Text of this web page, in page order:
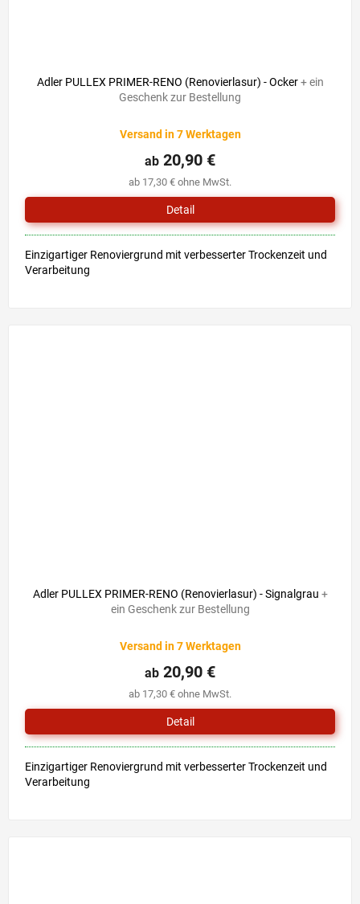
Adler PULLEX PRIMER-RENO (Renovierlasur) - Ocker+ ein
Geschenk zur Bestellung
Versand in 7 Werktagen
ab 17,30 € ohne MwSt.
ab 20,90 €
Detail
Einzigartiger Renoviergrund mit verbesserter Trockenzeit und
Verarbeitung
Adler PULLEX PRIMER-RENO (Renovierlasur) - Signalgrau +
ein Geschenk zur Bestellung
Versand in 7 Werktagen
ab 17,30 € ohne MwSt.
ab 20,90 €
Detail
Einzigartiger Renoviergrund mit verbesserter Trockenzeit und
Verarbeitung